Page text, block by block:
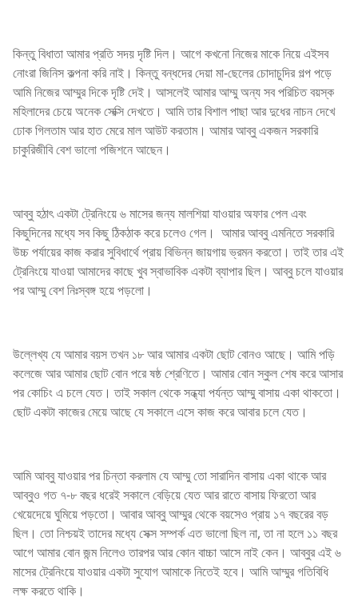
কিন্তু বিধাতা আমার প্রতি সদয় দৃষ্টি দিল। আগে কখনো নিজের মাকে নিয়ে এইসব
নোংরা জিনিস কল্পনা করি নাই। কিন্তু বন্ধদের দেয়া মা-ছেলের চোদাচুদির গল্প পড়ে
আমি নিজের আম্মুর দিকে দৃষ্টি দেই। আসলেই আমার আম্মু অন্য সব পরিচিত বয়স্ক
মহিলাদের চেয়ে অনেক সেক্সি দেখতে। আমি তার বিশাল পাছা আর দুধের নাচন দেখে
ঢোক গিলতাম আর হাত মেরে মাল আউট করতাম। আমার আব্বু একজন সরকারি
চাকুরিজীবি বেশ ভালো পজিশনে আছেন।
আব্বু হঠাৎ একটা ট্রেনিংয়ে ৬ মাসের জন্য মালশিয়া যাওয়ার অফার পেল এবং
কিছুদিনের মধ্যে সব কিছু ঠিকঠাক করে চলেও গেল। আমার আব্বু এমনিতে সরকারি
উচ্চ পর্যায়ের কাজ করার সুবিধার্থে প্রায় বিভিন্ন জায়গায় ভ্রমন করতো। তাই তার এই
ট্রেনিংয়ে যাওয়া আমাদের কাছে খুব স্বাভাবিক একটা ব্যাপার ছিল। আব্বু চলে যাওয়ার
পর আম্মু বেশ নিঃস্বঙ্গ হয়ে পড়লো।
উল্লেখ্য যে আমার বয়স তখন ১৮ আর আমার একটা ছোট বোনও আছে। আমি পড়ি
কলেজে আর আমার ছোট বোন পরে ষষ্ঠ শ্রেণিতে। আমার বোন স্কুল শেষ করে আসার
পর কোচিং এ চলে যেত। তাই সকাল থেকে সন্ধ্যা পর্যন্ত আম্মু বাসায় একা থাকতো।
ছোট একটা কাজের মেয়ে আছে যে সকালে এসে কাজ করে আবার চলে যেত।
আমি আব্বু যাওয়ার পর চিন্তা করলাম যে আম্মু তো সারাদিন বাসায় একা থাকে আর
আব্বুও গত ৭-৮ বছর ধরেই সকালে বেড়িয়ে যেত আর রাতে বাসায় ফিরতো আর
খেয়েদেয়ে ঘুমিয়ে পড়তো। আবার আব্বু আম্মুর থেকে বয়সেও প্রায় ১৭ বছরের বড়
ছিল। তো নিশ্চয়ই তাদের মধ্যে সেক্স সম্পর্ক এত ভালো ছিল না, তা না হলে ১১ বছর
আগে আমার বোন জন্ম নিলেও তারপর আর কোন বাচ্চা আসে নাই কেন। আব্বুর এই ৬
মাসের ট্রেনিংয়ে যাওয়ার একটা সুযোগ আমাকে নিতেই হবে। আমি আম্মুর গতিবিধি
লক্ষ করতে থাকি।